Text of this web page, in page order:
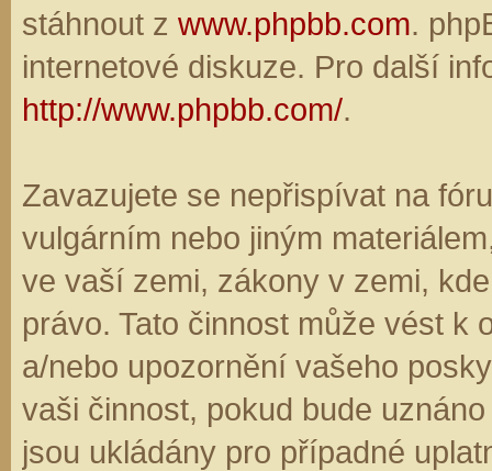
stáhnout z www.phpbb.com.
internetové diskuze. Pro další
http://www.phpbb.com/.
Zavazujete se nepřispívat na
vulgárním nebo jiným
ve vaší zemi, zákony v zemi,
právo. Tato činnost může vést k
a/nebo upozornění vašeho
vaši činnost, pokud bude
jsou ukládány pro případné